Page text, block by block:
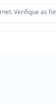
Verifique as